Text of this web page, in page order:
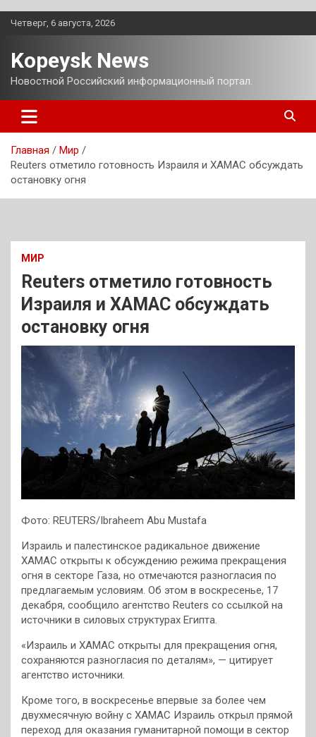
Перейти
Четверг, 6 августа, 2026
Kopeysk News
Новостной Российский информационный портал.
Главная
Мир
Reuters отметило готовность Израиля и ХАМАС обсуждать
остановку огня
МИР
Reuters отметило готовность
Израиля и ХАМАС обсуждать
остановку огня
Фото: REUTERS/Ibraheem Abu Mustafa
Израиль и палестинское радикальное движение
ХАМАС открыты к обсуждению режима прекращения
огня в секторе Газа, но отмечаются разногласия по
предлагаемым условиям. Об этом в воскресенье, 17
декабря, сообщило агентство Reuters со ссылкой на
источники в силовых структурах Египта.
«Израиль и ХАМАС открыты для прекращения огня,
сохраняются разногласия по деталям», — цитирует
агентство источники.
Кроме того, в воскресенье впервые за более чем
двухмесячную войну с ХАМАС Израиль открыл прямой
переход для оказания гуманитарной помощи в сектор